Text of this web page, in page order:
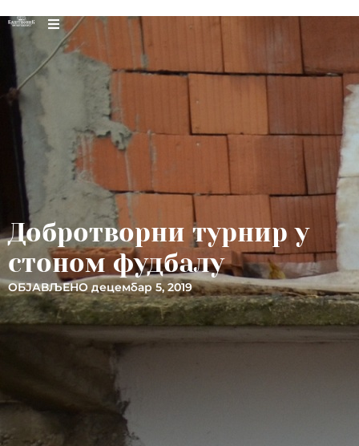
Добротворни турнир у
стоном фудбалу
ОБЈАВЉЕНО децембар 5, 2019